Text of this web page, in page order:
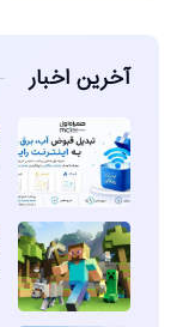
آخرین اخبار